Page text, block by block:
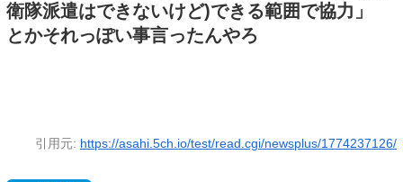
衛隊派遣はできないけど)できる範囲で協力」
とかそれっぽい事言ったんやろ
引用元: https://asahi.5ch.io/test/read.cgi/newsplus/1774237126/